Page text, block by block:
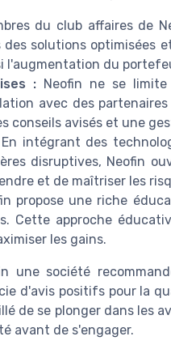
du club affaires de
solutions optimisées
l'augmentation du
: Neofin ne se
avec des
conseils avisés et une
intégrant des
disruptives, Neofin
et de maîtriser les
propose une riche
Cette approche
les gains.
une société
d'avis positifs pour la
de se plonger dans les
avant de s'engager.